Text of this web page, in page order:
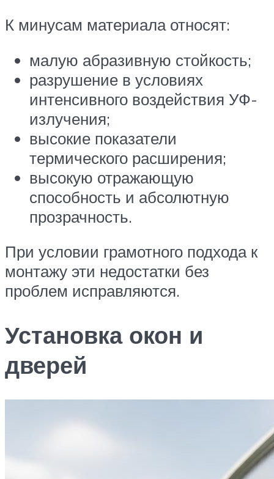
К минусам материала относят:
малую абразивную стойкость;
разрушение в условиях
интенсивного воздействия УФ-
излучения;
высокие показатели
термического расширения;
высокую отражающую
способность и абсолютную
прозрачность.
При условии грамотного подхода к
монтажу эти недостатки без
проблем исправляются.
Установка окон и
дверей